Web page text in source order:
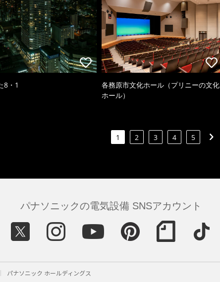
8・1
各務原市文化ホール（プリニーの文化
ホール）
1 2 3 4 5
パナソニックの電気設備 SNSアカウント
パナソニック ホールディングス